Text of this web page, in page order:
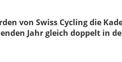
von Swiss Cycling die
Jahr gleich doppelt in